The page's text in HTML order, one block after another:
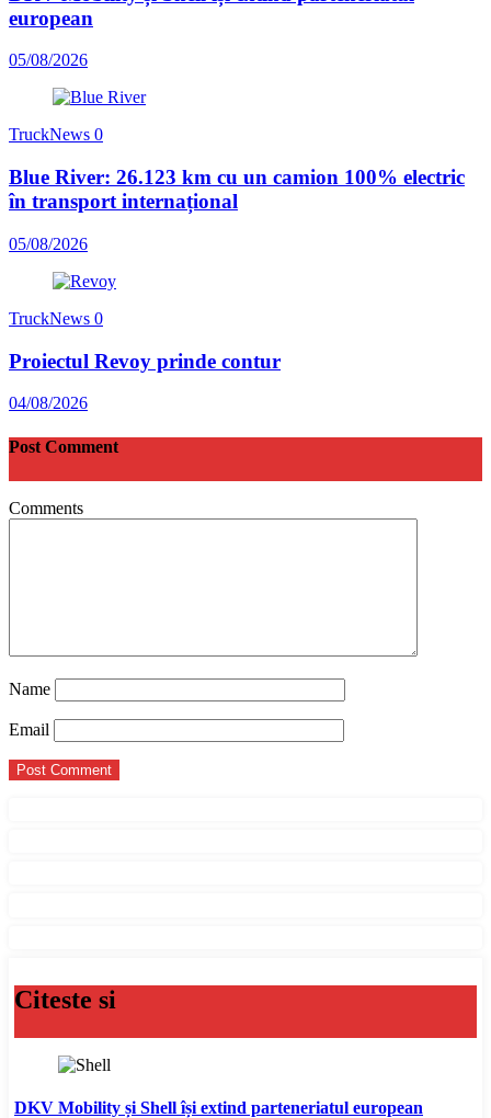
european
05/08/2026
TruckNews 0
Blue River: 26.123 km cu un camion 100% electric
în transport internațional
05/08/2026
TruckNews 0
Proiectul Revoy prinde contur
04/08/2026
Post Comment
Comments
Name
Email
Citeste si
DKV Mobility și Shell își extind parteneriatul european